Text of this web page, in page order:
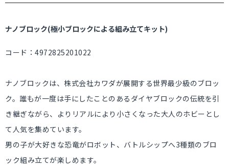
ナノブロック(極小ブロックによる組み立てキット)
コード：4972825201022
ナノブロックは、株式会社カワダが展開する世界最少級のブロッ
ク。誰もが一度は手にしたことのあるダイヤブロックの伝統を引
き継ぎながら、よりリアルにより小さくなった大人のホビーとし
て人気を集めています。
男の子が大好きな恐竜がロボット、バトルシップへ3種類のブロ
ック組み立てが楽しめます。